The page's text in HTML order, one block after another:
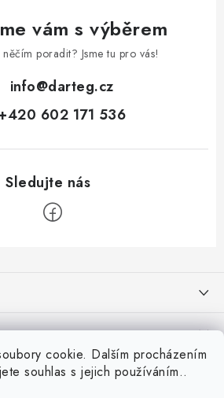
cookie. Dalším procházením
souhlas s jejich používáním..
vám s výběrem
poradit? Jsme tu pro vás!
info@darteg.cz
602 171 536